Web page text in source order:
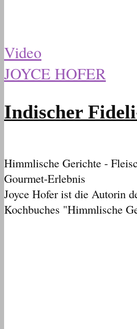
Video
JOYCE HOFER
Indischer
Himmlische Gerichte -
Gourmet-Erlebnis
Joyce Hofer ist die Autorin
Kochbuches "Himmlische